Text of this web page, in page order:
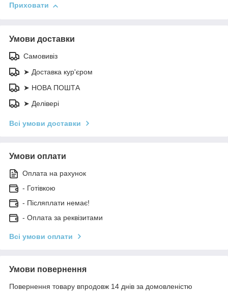
Приховати
Умови доставки
Самовивіз
➤ Доставка кур'єром
➤ НОВА ПОШТА
➤ Делівері
Всі умови доставки
Умови оплати
Оплата на рахунок
- Готівкою
- Післяплати немає!
- Оплата за реквізитами
Всі умови оплати
Умови повернення
Повернення товару впродовж 14 днів за домовленістю